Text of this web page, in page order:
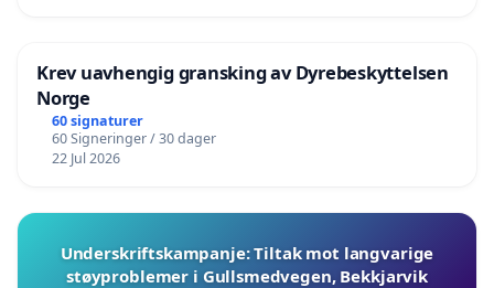
Krev uavhengig gransking av Dyrebeskyttelsen
Norge
60 signaturer
60 Signeringer / 30 dager
22 Jul 2026
Underskriftskampanje: Tiltak mot langvarige
støyproblemer i Gullsmedvegen, Bekkjarvik